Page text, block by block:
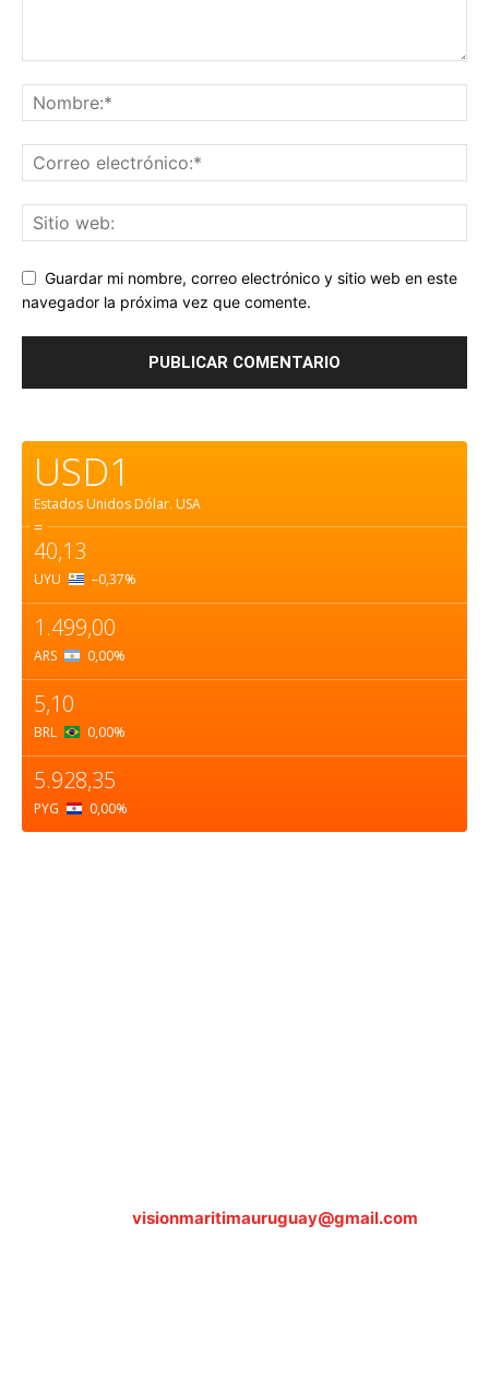
Guardar mi nombre, correo electrónico y sitio web en este
navegador la próxima vez que comente.
USD1
Estados Unidos Dólar. USA
=
40,13
UYU –0,37%
1.499,00
ARS 0,00%
5,10
BRL 0,00%
5.928,35
PYG 0,00%
visionmaritimauruguay@gmail.com